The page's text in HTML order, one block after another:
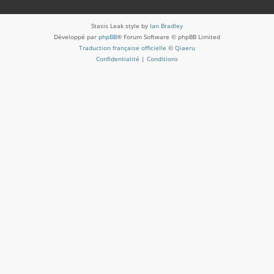
Stasis Leak style by Ian Bradley
Développé par phpBB® Forum Software © phpBB Limited
Traduction française officielle © Qiaeru
Confidentialité | Conditions